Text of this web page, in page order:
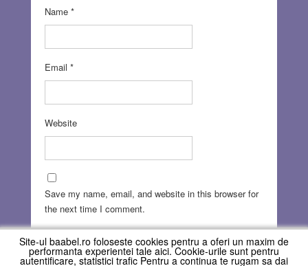
Name *
Email *
Website
Save my name, email, and website in this browser for
the next time I comment.
Site-ul baabel.ro foloseste cookies pentru a oferi un maxim de
performanta experientei tale aici. Cookie-urile sunt pentru
autentificare, statistici trafic Pentru a continua te rugam sa dai